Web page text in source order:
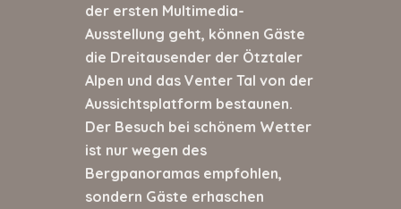
der ersten Multimedia-
Ausstellung geht, können Gäste
die Dreitausender der Ötztaler
Alpen und das Venter Tal von der
Aussichtsplatform bestaunen.
Der Besuch bei schönem Wetter
ist nur wegen des
Bergpanoramas empfohlen,
sondern Gäste erhaschen